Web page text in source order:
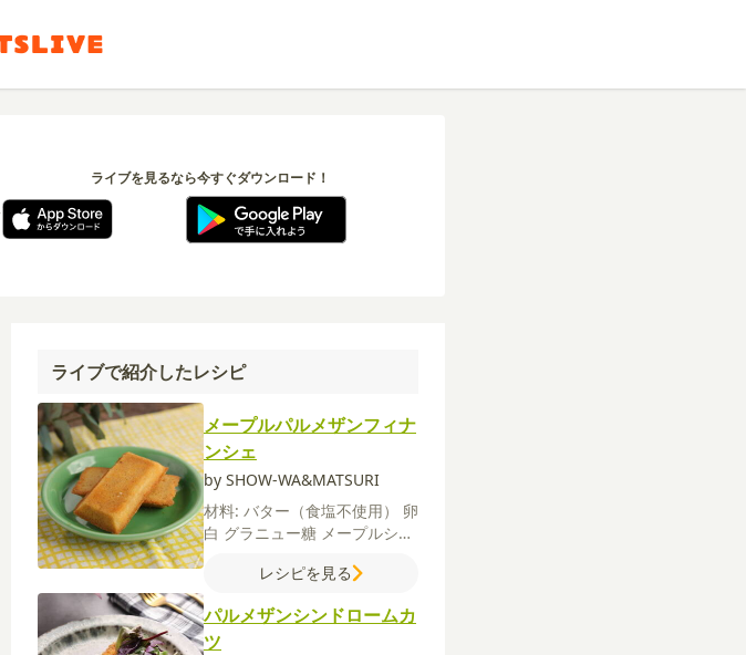
ライブを見るなら今すぐダウンロード！
ライブで紹介したレシピ
メープルパルメザンフィナ
ンシェ
by SHOW-WA&MATSURI
材料: バター（食塩不使用） 卵
白 グラニュー糖 メープルシロ
ドプードル薄力粉ベーキング
（食塩不使用）
レシピを見る
パルメザンシンドロームカ
ツ